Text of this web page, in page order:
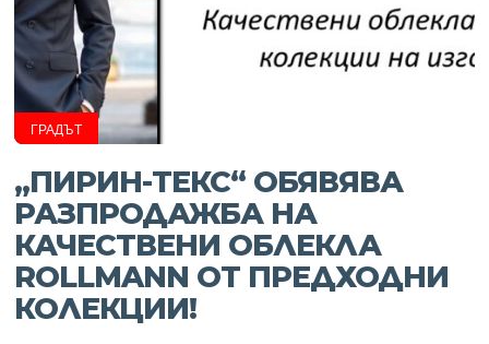
ГРАДЪТ
„ПИРИН-ТЕКС“ ОБЯВЯВА
РАЗПРОДАЖБА НА
КАЧЕСТВЕНИ ОБЛЕКЛА
ROLLMANN ОТ ПРЕДХОДНИ
КОЛЕКЦИИ!